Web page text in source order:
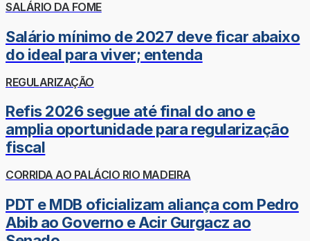
SALÁRIO DA FOME
Salário mínimo de 2027 deve ficar abaixo
do ideal para viver; entenda
REGULARIZAÇÃO
Refis 2026 segue até final do ano e
amplia oportunidade para regularização
fiscal
CORRIDA AO PALÁCIO RIO MADEIRA
PDT e MDB oficializam aliança com Pedro
Abib ao Governo e Acir Gurgacz ao